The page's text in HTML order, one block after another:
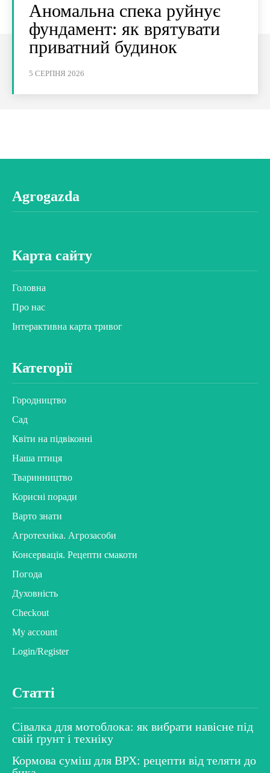
Аномальна спека руйнує
фундамент: як врятувати
приватний будинок
5 СЕРПНЯ 2026
Agrogazda
Карта сайту
Головна
Про нас
Інтерактивна карта тривог
Категорії
Городництво
Сад
Квіти на підвіконні
Наша птиця
Тваринництво
Корисні поради
Варто знати
Агротехніка. Агрозасоби
Консервація. Рецепти смакоти
Погода
Духовність
Checkout
My account
Login/Register
Статті
Сівалка для мотоблока: як вибрати навісне під
свій ґрунт і техніку
Кормова суміш для ВРХ: рецепти від теляти до